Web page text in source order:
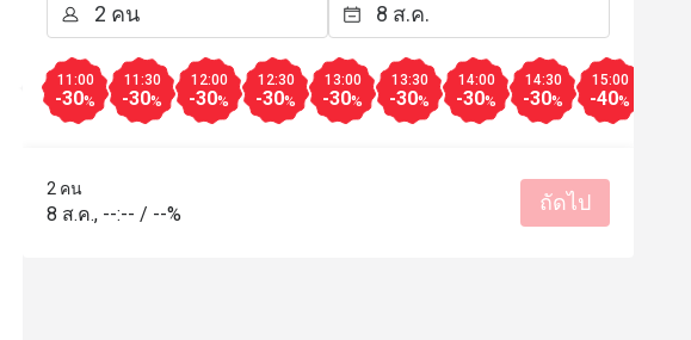
M****l
11:00
-30%
11:30
-30%
12:00
-30%
12:30
-30%
13:00
-30%
13:30
-30%
14:00
-30%
14:30
-30%
15:00
-40%
2 คน
8 ส.ค., --:-- / --% ถัดไป